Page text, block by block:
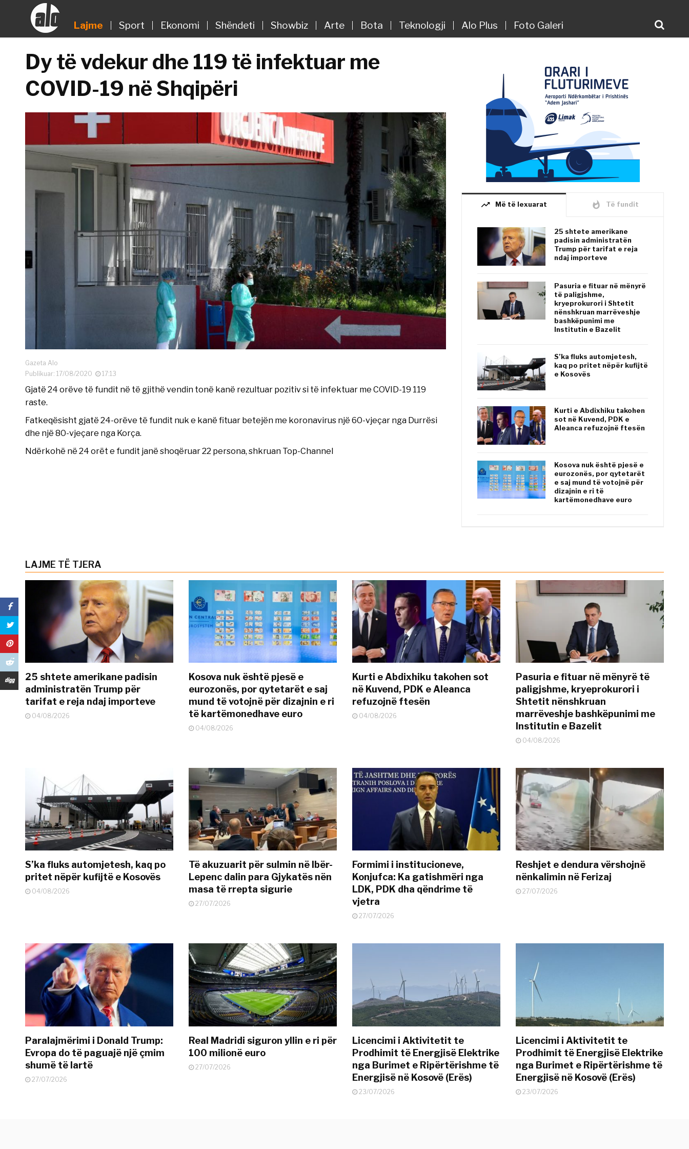
Lajme Sport Ekonomi Shëndeti Showbiz Arte Bota Teknologji Alo Plus Foto Galeri
Dy të vdekur dhe 119 të infektuar me
COVID-19 në Shqipëri
Gazeta Alo
Publikuar: 17/08/2020
17:13
Gjatë 24 orëve të fundit në të gjithë vendin tonë kanë rezultuar pozitiv si të infektuar me COVID-19 119
raste.
Fatkeqësisht gjatë 24-orëve të fundit nuk e kanë fituar betejën me koronavirus një 60-vjeçar nga Durrësi
dhe një 80-vjeçare nga Korça.
Ndërkohë në 24 orët e fundit janë shoqëruar 22 persona, shkruan Top-Channel
trending_up Më të lexuarat whatshot Të fundit
25 shtete amerikane
padisin administratën
Trump për tarifat e reja
ndaj importeve
Pasuria e fituar në mënyrë
të paligjshme,
kryeprokurori i Shtetit
nënshkruan marrëveshje
bashkëpunimi me
Institutin e Bazelit
S’ka fluks automjetesh,
kaq po pritet nëpër kufijtë
e Kosovës
Kurti e Abdixhiku takohen
sot në Kuvend, PDK e
Aleanca refuzojnë ftesën
Kosova nuk është pjesë e
eurozonës, por qytetarët
e saj mund të votojnë për
dizajnin e ri të
kartëmonedhave euro
LAJME TË TJERA
25 shtete amerikane padisin
administratën Trump për
tarifat e reja ndaj importeve
04/08/2026
Kosova nuk është pjesë e
eurozonës, por qytetarët e saj
mund të votojnë për dizajnin e ri
të kartëmonedhave euro
04/08/2026
Kurti e Abdixhiku takohen sot
në Kuvend, PDK e Aleanca
refuzojnë ftesën
04/08/2026
Pasuria e fituar në mënyrë të
paligjshme, kryeprokurori i
Shtetit nënshkruan
marrëveshje bashkëpunimi me
Institutin e Bazelit
04/08/2026
S’ka fluks automjetesh, kaq po
pritet nëpër kufijtë e Kosovës
04/08/2026
Të akuzuarit për sulmin në Ibër-
Lepenc dalin para Gjykatës nën
masa të rrepta sigurie
27/07/2026
Formimi i institucioneve,
Konjufca: Ka gatishmëri nga
LDK, PDK dha qëndrime të
vjetra
27/07/2026
Reshjet e dendura vërshojnë
nënkalimin në Ferizaj
27/07/2026
Paralajmërimi i Donald Trump:
Evropa do të paguajë një çmim
shumë të lartë
27/07/2026
Real Madridi siguron yllin e ri për
100 milionë euro
27/07/2026
Licencimi i Aktivitetit te
Prodhimit të Energjisë Elektrike
nga Burimet e Ripërtërishme të
Energjisë në Kosovë (Erës)
23/07/2026
Licencimi i Aktivitetit te
Prodhimit të Energjisë Elektrike
nga Burimet e Ripërtërishme të
Energjisë në Kosovë (Erës)
23/07/2026